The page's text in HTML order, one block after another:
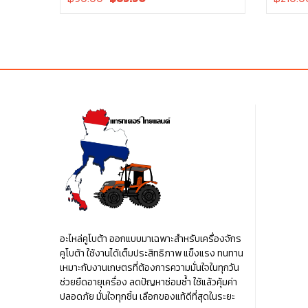
อะไหล่คูโบต้า ออกแบบมาเฉพาะสำหรับเครื่องจักร
คูโบต้า ใช้งานได้เต็มประสิทธิภาพ แข็งแรง ทนทาน
เหมาะกับงานเกษตรที่ต้องการความมั่นใจในทุกวัน
ช่วยยืดอายุเครื่อง ลดปัญหาซ่อมซ้ำ ใช้แล้วคุ้มค่า
ปลอดภัย มั่นใจทุกชิ้น เลือกของแท้ดีที่สุดในระยะ